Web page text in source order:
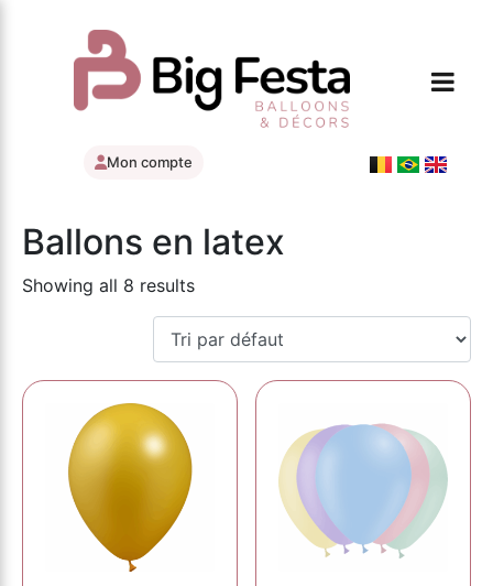
Mon compte
Ballons en latex
Showing all 8 results